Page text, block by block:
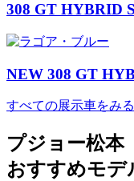
308 GT HYBRID
NEW 308 GT
すべての展示車をみる
プジョー松本
おすすめモデ